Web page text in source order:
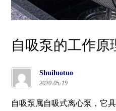
自吸泵的工作原
Shuiluotuo
2020-05-19
自吸泵属自吸式离心泵，它